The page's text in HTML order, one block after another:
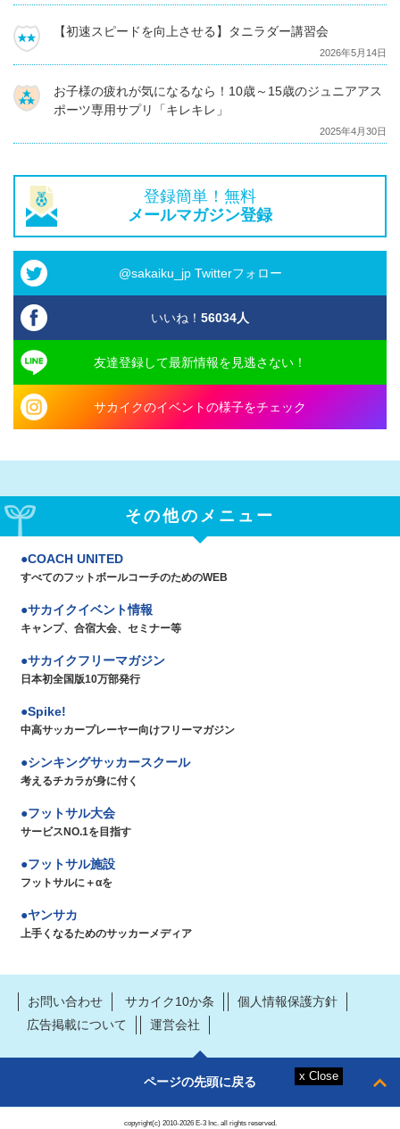
【初速スピードを向上させる】タニラダー講習会
2026年5月14日
お子様の疲れが気になるなら！10歳～15歳のジュニアアス
ポーツ専用サプリ「キレキレ」
2025年4月30日
登録簡単！無料
メールマガジン登録
@sakaiku_jp Twitterフォロー
いいね！ 56034人
友達登録して最新情報を見逃さない！
サカイクのイベントの様子をチェック
その他のメニュー
COACH UNITED
すべてのフットボールコーチのためのWEB
サカイクイベント情報
キャンプ、合宿大会、セミナー等
サカイクフリーマガジン
日本初全国版10万部発行
Spike!
中高サッカープレーヤー向けフリーマガジン
シンキングサッカースクール
考えるチカラが身に付く
フットサル大会
サービスNO.1を目指す
フットサル施設
フットサルに＋αを
ヤンサカ
上手くなるためのサッカーメディア
お問い合わせ サカイク10か条
個人情報保護方針
広告掲載について
運営会社
ページの先頭に戻る
copyright(c) 2010-2026 E-3 Inc. all rights reserved.